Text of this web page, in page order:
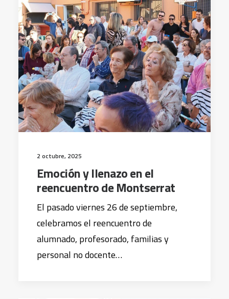
2 octubre, 2025
Emoción y llenazo en el
reencuentro de Montserrat
El pasado viernes 26 de septiembre,
celebramos el reencuentro de
alumnado, profesorado, familias y
personal no docente…